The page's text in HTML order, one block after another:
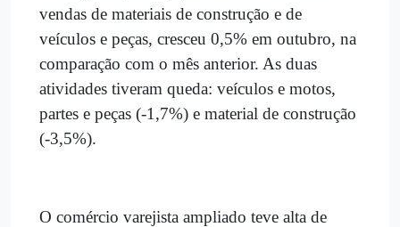
vendas de materiais de construção e de
veículos e peças, cresceu 0,5% em outubro, na
comparação com o mês anterior. As duas
atividades tiveram queda: veículos e motos,
partes e peças (-1,7%) e material de construção
(-3,5%).
O comércio varejista ampliado teve alta de